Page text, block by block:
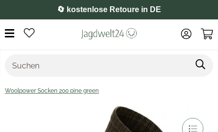
⭐️ 4,8 auf Google
Woolpower Socken 200 pine green